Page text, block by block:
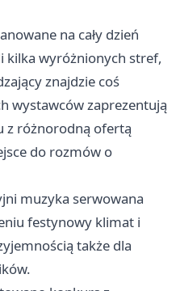
na cały dzień
kilka wyróżnionych stref,
znajdzie coś
wystawców zaprezentują
z różnorodną ofertą
do rozmów o
muzyka serwowana
festynowy klimat i
także dla